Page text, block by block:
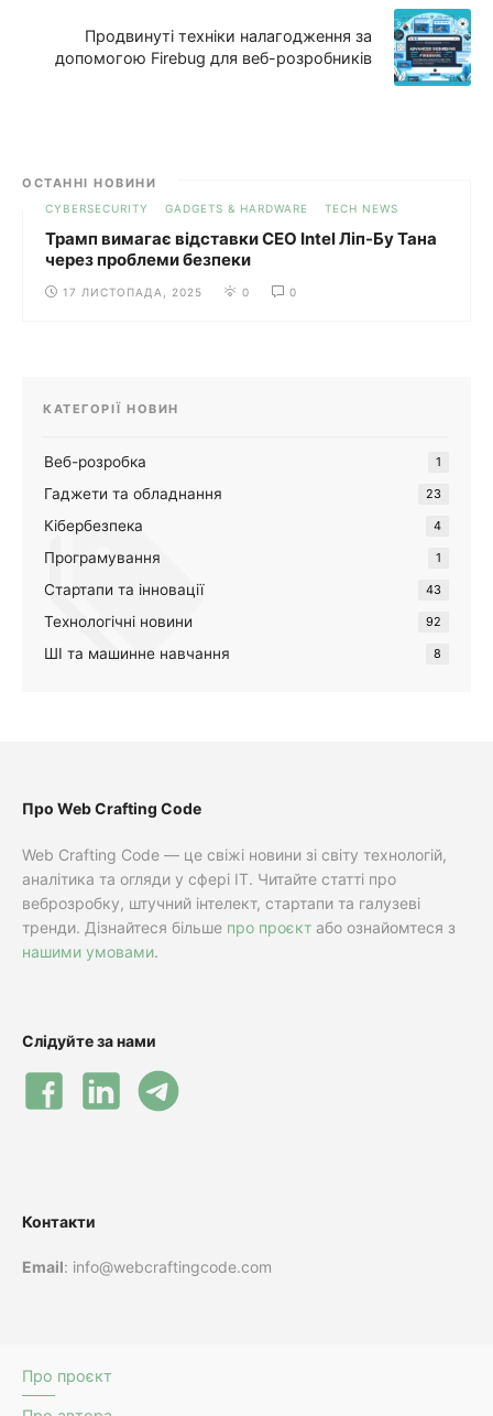
Продвинуті техніки налагодження за
допомогою Firebug для веб-розробників
ОСТАННІ НОВИНИ
CYBERSECURITY GADGETS & HARDWARE TECH NEWS
Трамп вимагає відставки CEO Intel Ліп-Бу Тана
через проблеми безпеки
17 ЛИСТОПАДА, 2025 0 0
КАТЕГОРІЇ НОВИН
Веб-розробка 1
Гаджети та обладнання 23
Кібербезпека 4
Програмування 1
Стартапи та інновації 43
Технологічні новини 92
ШІ та машинне навчання 8
Про Web Crafting Code
Web Crafting Code — це свіжі новини зі світу технологій,
аналітика та огляди у сфері IT. Читайте статті про
веброзробку, штучний інтелект, стартапи та галузеві
тренди. Дізнайтеся більше про проєкт або ознайомтеся з
нашими умовами.
Слідуйте за нами
Контакти
Email: info@webcraftingcode.com
Про проєкт